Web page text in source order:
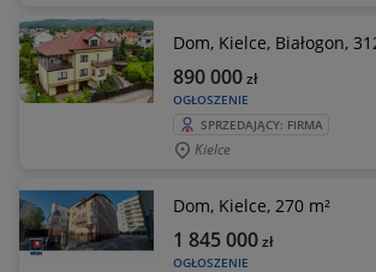
Dom, Kielce, Białogon,
OGŁOSZENIE
890 000zł
SPRZEDAJĄCY: FIRMA
Kielce
Dom, Kielce, 270 m²
OGŁOSZENIE
1 845 000zł